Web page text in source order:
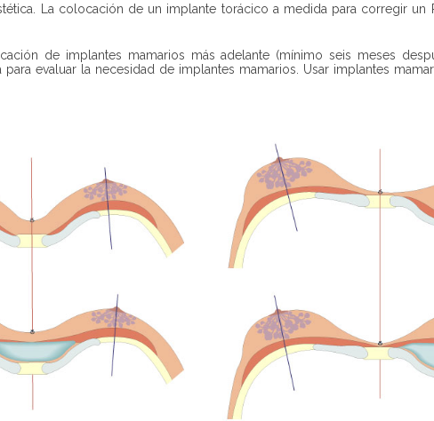
La colocación de un implante torácico a medida para corregir un
de implantes mamarios más adelante (mínimo seis meses
evaluar la necesidad de implantes mamarios. Usar implantes